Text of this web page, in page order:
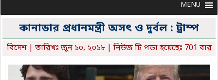
MENU
MENU
কানাডার প্রধানমন্ত্রী অসৎ ও দুর্বল : ট্রাম্প
বিদেশ| তারিখঃ জুন ১০, ২০১৮ | নিউজ টি পড়া হয়েছেঃ 701 বার